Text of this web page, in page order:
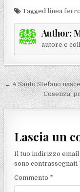
Taggedlinea
Author:
autore e
← A Santo Stefano
Cosenza,
Lascia un
Il tuo indirizzo email
sono contrassegnati
Commento *